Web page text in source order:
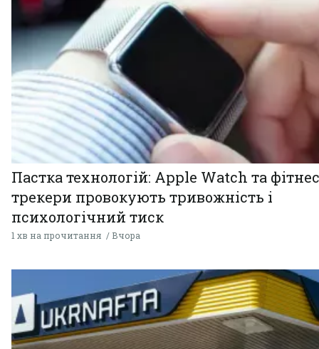
Пастка технологій: Apple Watch та
трекери провокують тривожність і
психологічний тиск
1 хв на прочитання Вчора